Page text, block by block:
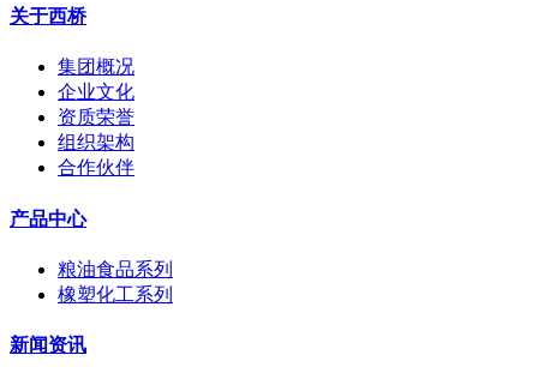
关于西桥
集团概况
企业文化
资质荣誉
组织架构
合作伙伴
产品中心
粮油食品系列
橡塑化工系列
新闻资讯